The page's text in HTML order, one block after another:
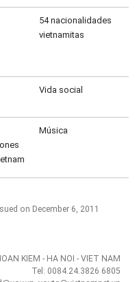
54 nacionalidades
vietnamitas
Vida social
Música
on December 6, 2011
KIEM - HA NOI - VIET NAM
Tel: 0084.24.3826 6805